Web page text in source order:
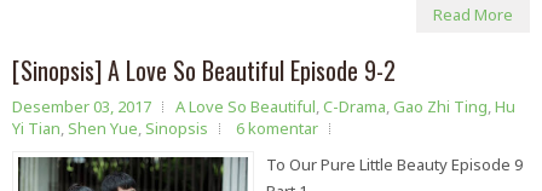
Read More
[Sinopsis] A Love So Beautiful Episode 9-2
Desember 03, 2017 A Love So Beautiful,C-Drama,Gao Zhi Ting,Hu
Yi Tian, Shen Yue, Sinopsis
6 komentar
To Our Pure Little Beauty Episode 9